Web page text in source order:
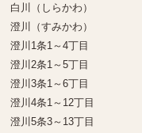
白川（しらかわ）
澄川（すみかわ）
澄川1条1～4丁目
澄川2条1～5丁目
澄川3条1～6丁目
澄川4条1～12丁目
澄川5条3～13丁目